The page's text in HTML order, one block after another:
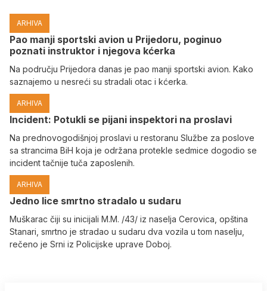
ARHIVA
Pao manji sportski avion u Prijedoru, poginuo
poznati instruktor i njegova kćerka
Na području Prijedora danas je pao manji sportski avion. Kako
saznajemo u nesreći su stradali otac i kćerka.
ARHIVA
Incident: Potukli se pijani inspektori na proslavi
Na prednovogodišnjoj proslavi u restoranu Službe za poslove
sa strancima BiH koja je održana protekle sedmice dogodio se
incident tačnije tuča zaposlenih.
ARHIVA
Јedno lice smrtno stradalo u sudaru
Muškarac čiji su inicijali M.M. /43/ iz naselja Cerovica, opština
Stanari, smrtno je stradao u sudaru dva vozila u tom naselju,
rečeno je Srni iz Policijske uprave Doboj.